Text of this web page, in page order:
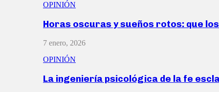
OPINIÓN
Horas oscuras y sueños rotos: que
7 enero, 2026
OPINIÓN
La ingeniería psicológica de la fe